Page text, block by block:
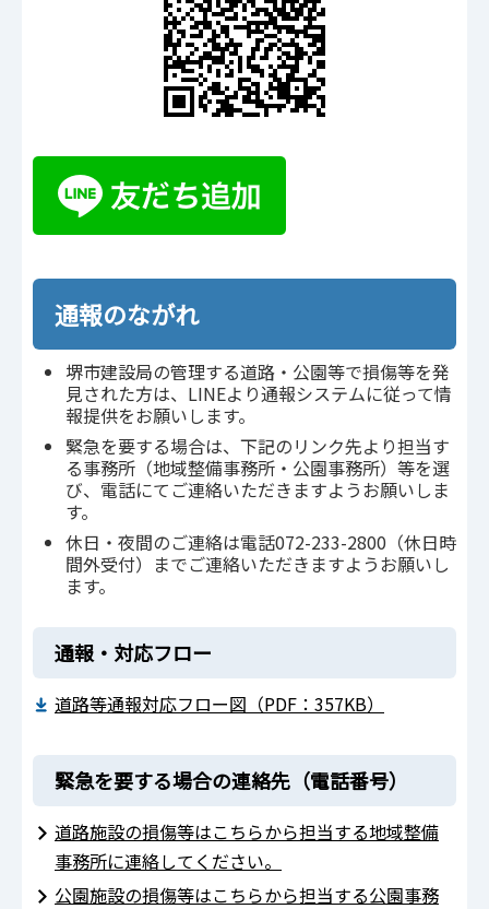
通報のながれ
堺市建設局の管理する道路・公園等で損傷等を発
見された方は、LINEより通報システムに従って情
報提供をお願いします。
緊急を要する場合は、下記のリンク先より担当す
る事務所（地域整備事務所・公園事務所）等を選
び、電話にてご連絡いただきますようお願いしま
す。
休日・夜間のご連絡は電話072-233-2800（休日時
間外受付）までご連絡いただきますようお願いし
ます。
通報・対応フロー
道路等通報対応フロー図（PDF：357KB）
緊急を要する場合の連絡先（電話番号）
道路施設の損傷等はこちらから担当する地域整備
事務所に連絡してください。
公園施設の損傷等はこちらから担当する公園事務